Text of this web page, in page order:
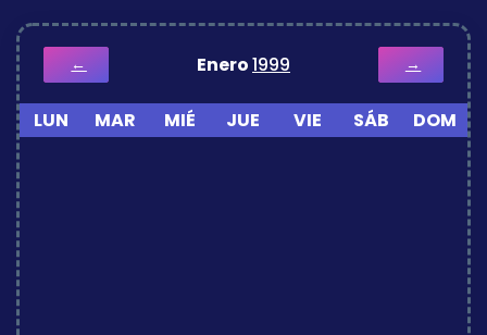
← Enero1999 →
LUN MAR MIÉ JUE VIE SÁB DOM